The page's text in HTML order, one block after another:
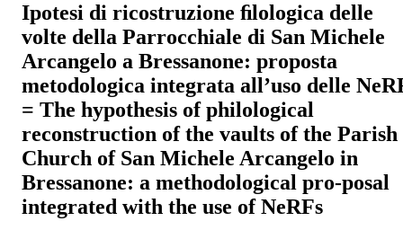
Ipotesi di ricostruzione ﬁlologica delle
volte della Parrocchiale di San Michele
Arcangelo a Bressanone: proposta
metodologica integrata all’uso delle
= The hypothesis of philological
reconstruction of the vaults of the Parish
Church of San Michele Arcangelo in
Bressanone: a methodological pro-posal
integrated with the use of NeRFs